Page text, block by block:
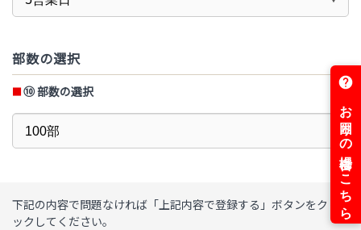
部数の選択
⑩部数の選択
下記の内容で問題なければ「上記内容で登録する」ボタンをクリ
ックしてください。